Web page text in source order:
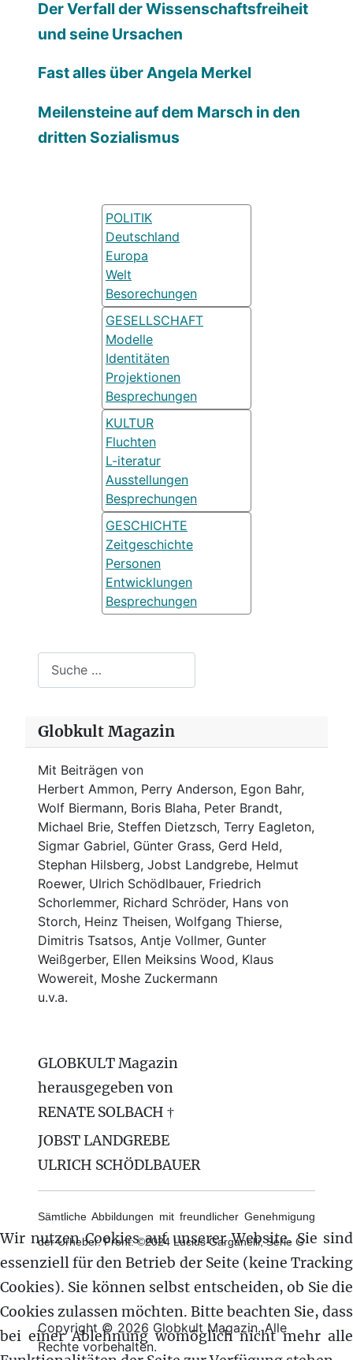
Der Verfall der Wissenschaftsfreiheit
und seine Ursachen
Fast alles über Angela Merkel
Meilensteine auf dem Marsch in den
dritten Sozialismus
POLITIK
Deutschland
Europa
Welt
Besorechungen
GESELLSCHAFT
Modelle
Identitäten
Projektionen
Besprechungen
KULTUR
Fluchten
L-iteratur
Ausstellungen
Besprechungen
GESCHICHTE
Zeitgeschichte
Personen
Entwicklungen
Besprechungen
Globkult Magazin
Mit Beiträgen von
Herbert Ammon, Perry Anderson, Egon Bahr,
Wolf Biermann, Boris Blaha, Peter Brandt,
Michael Brie, Steffen Dietzsch, Terry Eagleton,
Sigmar Gabriel, Günter Grass, Gerd Held,
Stephan Hilsberg, Jobst Landgrebe, Helmut
Roewer, Ulrich Schödlbauer, Friedrich
Schorlemmer, Richard Schröder, Hans von
Storch, Heinz Theisen, Wolfgang Thierse,
Dimitris Tsatsos, Antje Vollmer, Gunter
Weißgerber, Ellen Meiksins Wood, Klaus
Wowereit, Moshe Zuckermann
u.v.a.
GLOBKULT Magazin
herausgegeben von
RENATE SOLBACH †
JOBST LANDGREBE
ULRICH SCHÖDLBAUER
Sämtliche Abbildungen mit freundlicher Genehmigung
der Urheber. Front: ©2024 Lucius Garganelli, Serie G
Copyright © 2026 Globkult Magazin. Alle
Rechte vorbehalten.
Wir nutzen Cookies auf unserer Website. Sie sind
essenziell für den Betrieb der Seite (keine Tracking
Cookies). Sie können selbst entscheiden, ob Sie die
Cookies zulassen möchten. Bitte beachten Sie, dass
bei einer Ablehnung womöglich nicht mehr alle